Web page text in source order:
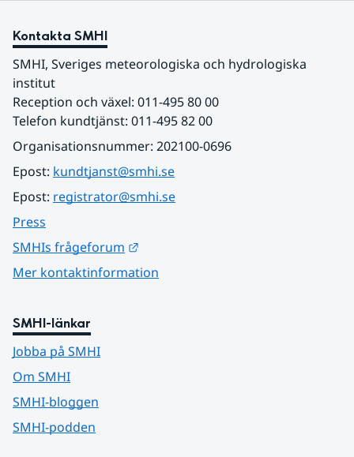
Kontakta SMHI
SMHI, Sveriges meteorologiska och hydrologiska
institut
Reception och växel: 011-495 80 00
Telefon kundtjänst: 011-495 82 00
Organisationsnummer: 202100-0696
Epost: kundtjanst@smhi.se
Epost: registrator@smhi.se
Press
SMHIs frågeforum
Mer kontaktinformation
SMHI-länkar
Jobba på SMHI
Om SMHI
SMHI-bloggen
SMHI-podden